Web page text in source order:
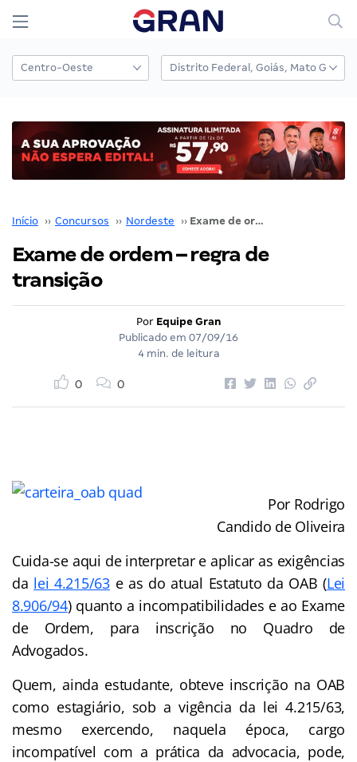
Início ›› Concursos ›› Nordeste ›› Exame de ordem – regra de transição
Exame de ordem – regra de
transição
Por Equipe Gran
Publicado em 07/09/16
4 min. de leitura
0 0
Por Rodrigo
Candido de Oliveira
Cuida-se aqui de interpretar e aplicar as exigências
da lei 4.215/63e as do atual Estatuto da OAB (Lei
8.906/94) quanto a incompatibilidades e ao Exame
de Ordem, para inscrição no Quadro de
Advogados.
Quem, ainda estudante, obteve inscrição na OAB
como estagiário, sob a vigência da lei 4.215/63,
mesmo exercendo, naquela época, cargo
incompatível com a prática da advocacia, pode,